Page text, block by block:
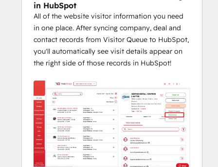
Make your life easier by integrating Visitor
Queue with HubSpot today!
in HubSpot
All of the website visitor information you need
in one place. After syncing company, deal and
contact records from Visitor Queue to HubSpot,
you'll automatically see visit details appear on
the right side of those records in HubSpot!